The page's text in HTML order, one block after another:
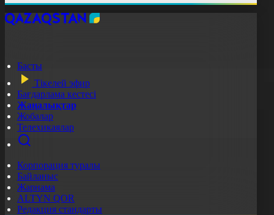
Басты
Тікелей эфир
Бағдарлама кестесі
Жаңалықтар
Жобалар
Телехикаялар
Корпорация туралы
Байланыс
Жарнама
ALTYN QOR
Редакция стандарты